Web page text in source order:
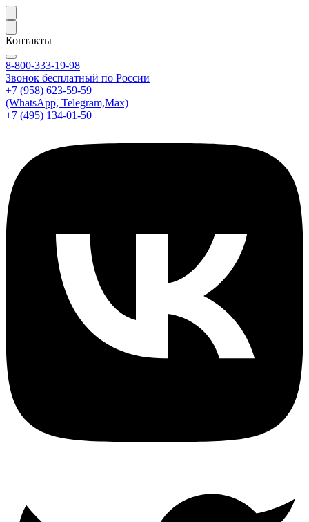
Контакты
8-800-333-19-98
Звонок бесплатный по России
+7 (958) 623-59-59
(WhatsApp, Telegram,Max)
+7 (495) 134-01-50